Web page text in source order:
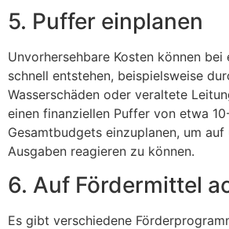
5. Puffer einplanen
Unvorhersehbare Kosten können bei
schnell entstehen, beispielsweise
Wasserschäden oder veraltete
einen finanziellen Puffer von etwa
Gesamtbudgets einzuplanen, um auf
Ausgaben reagieren zu können.
6. Auf Fördermittel
Es gibt verschiedene